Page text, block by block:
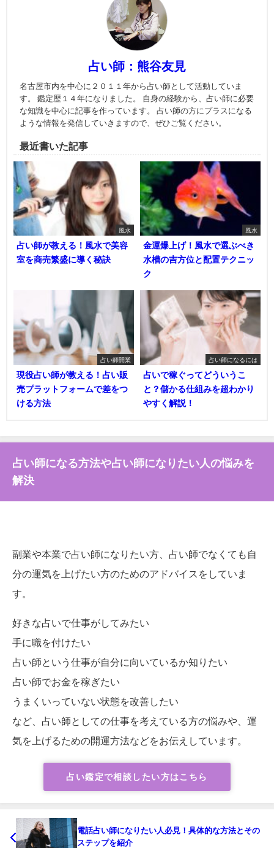
占い師：熊谷友見
名古屋市内を中心に２０１１年から占い師として活動していま
す。 鑑定歴１４年になりました。 自身の経験から、占い師に必要
な知識を中心に記事を作っています。 占い師の方にプラスになる
ような情報を発信していきますので、ぜひご覧ください。
最近書いた記事
風水
占い師が教える！風水で美容
室を商売繁盛に導く秘訣
風水
金運爆上げ！風水で選ぶべき
水槽の吉方位と配置テクニッ
ク
占い師開業
現役占い師が教える！占い販
売プラットフォームで差をつ
ける方法
占い師になるには
占いで稼ぐってどういうこ
と？儲かる仕組みを超わかり
やすく解説！
占い師になる方法や占い師になりたい人の悩みを
解決
副業や本業で占い師になりたい方、占い師でなくても自
分の運気を上げたい方のためのアドバイスをしていま
す。
好きな占いで仕事がしてみたい
手に職を付けたい
占い師という仕事が自分に向いているか知りたい
占い師でお金を稼ぎたい
うまくいっていない状態を改善したい
など、占い師としての仕事を考えている方の悩みや、運
気を上げるための開運方法などをお伝えしています。
占い鑑定で相談したい方はこちら
電話占い師になりたい人必見！具体的な方法とその
ステップを紹介